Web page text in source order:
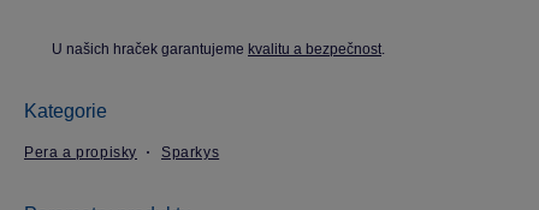
U našich hraček garantujeme kvalitu a bezpečnost.
Kategorie
Pera a propisky Sparkys